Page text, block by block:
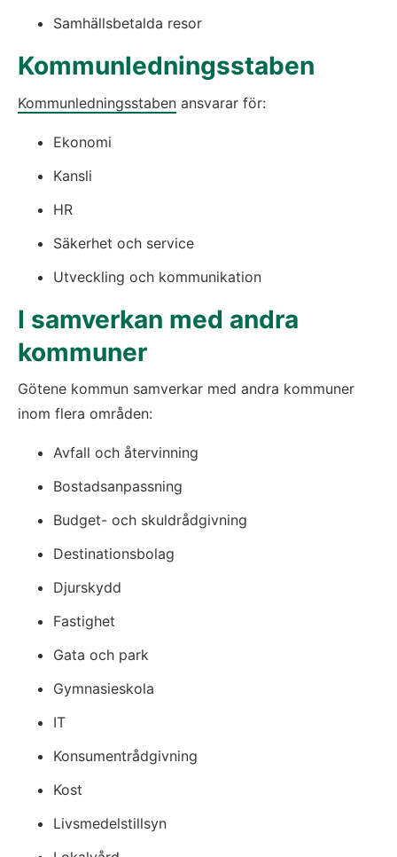
Samhällsbetalda resor
Kommunledningsstaben
Kommunledningsstaben ansvarar för:
Ekonomi
Kansli
HR
Säkerhet och service
Utveckling och kommunikation
I samverkan med andra
kommuner
Götene kommun samverkar med andra kommuner
inom flera områden:
Avfall och återvinning​
Bostadsanpassning
Budget- och skuldrådgivning
Destinationsbolag
Djurskydd
Fastighet
Gata och park
Gymnasieskola
IT
Konsumentrådgivning
Kost
Livsmedelstillsyn